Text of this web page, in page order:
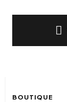
BOUTIQUE